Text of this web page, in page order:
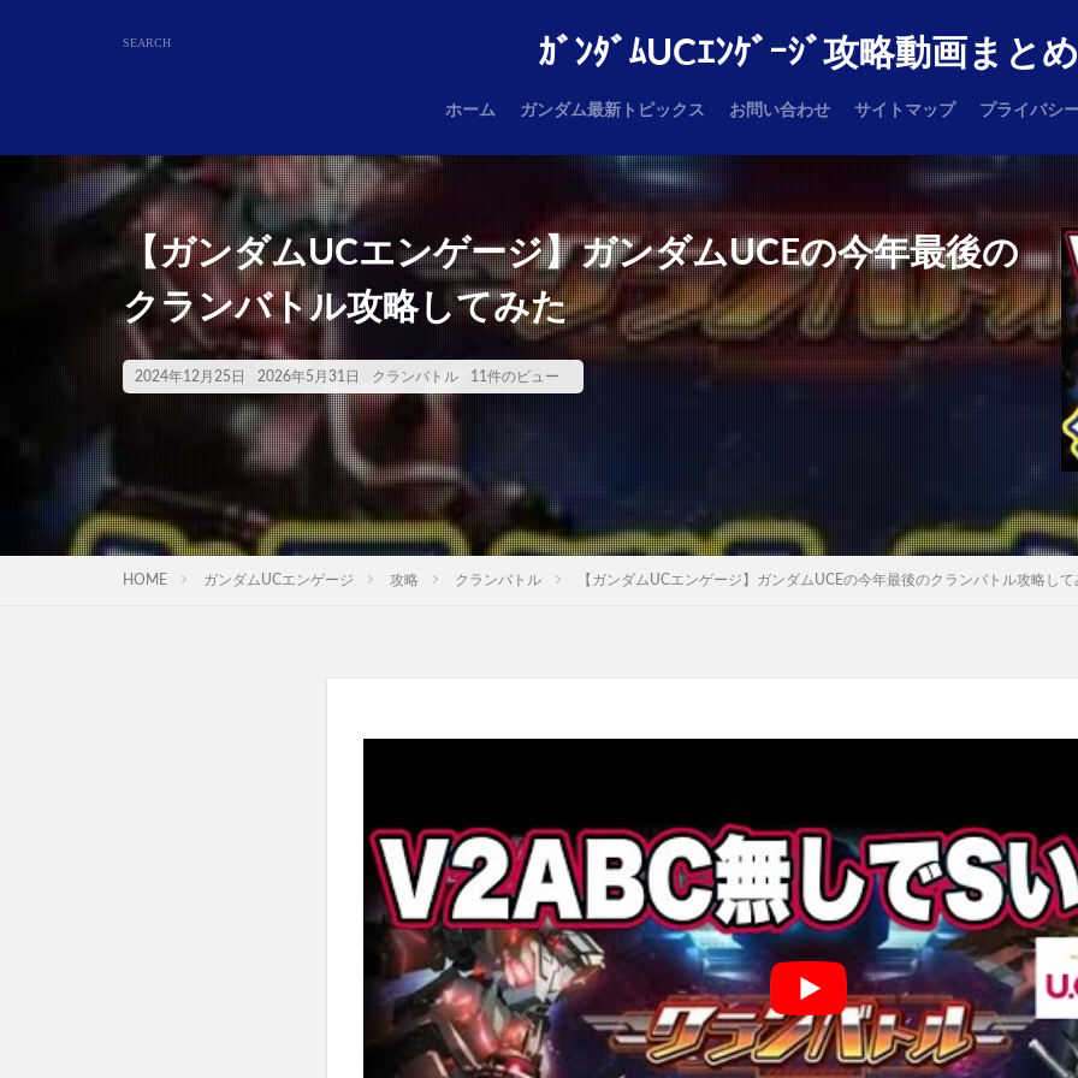
ｶﾞﾝﾀﾞﾑUCｴﾝｹﾞｰｼﾞ攻略動画まとめ
ホーム ガンダム最新トピックス お問い合わせ サイトマップ プライバシ
【ガンダムUCエンゲージ】ガンダムUCEの今年最後の
クランバトル攻略してみた
2024年12月25日 2026年5月31日 クランバトル 11件のビュー
HOME ガンダムUCエンゲージ 攻略 クランバトル 【ガンダムUCエンゲージ】ガンダムUCEの今年最後のクランバトル攻略して